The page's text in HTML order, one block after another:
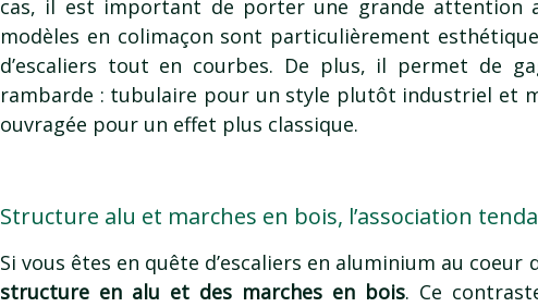
cas, il est important de porter une grande attention
modèles en colimaçon sont particulièrement
d’escaliers tout en courbes. De plus, il permet de
rambarde : tubulaire pour un style plutôt industriel et
ouvragée pour un effet plus classique.
Structure alu et marches en bois, l’association
Si vous êtes en quête d’escaliers en aluminium au
structure en alu et des marches en bois. Ce